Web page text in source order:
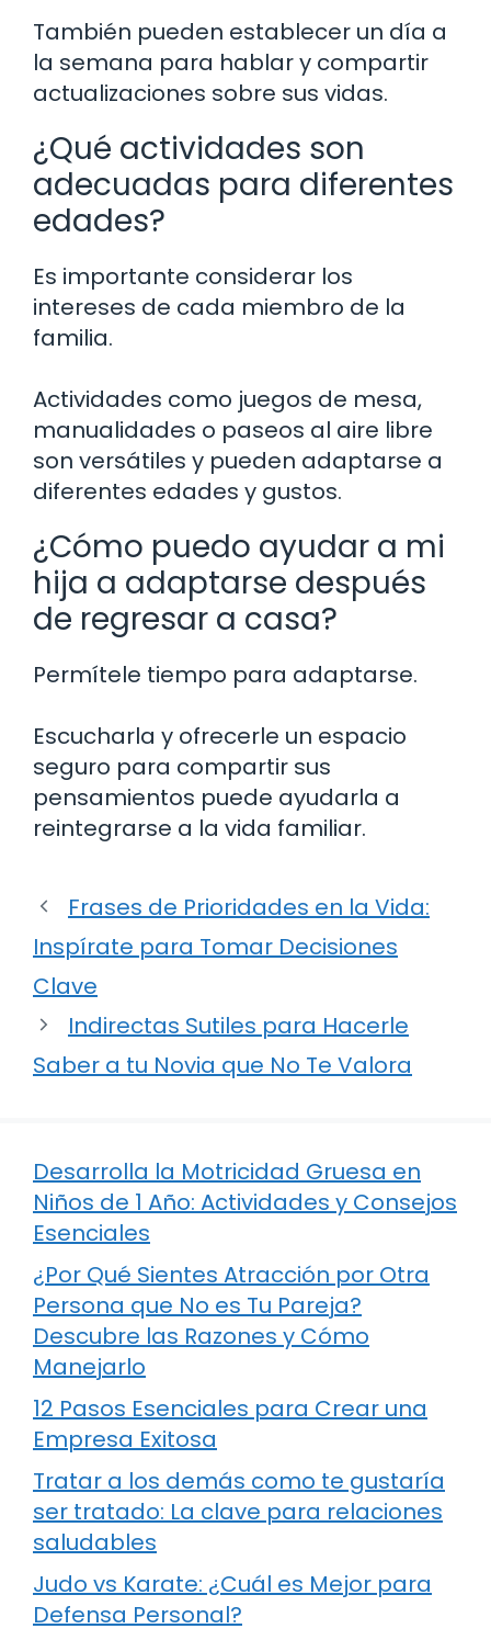
También pueden establecer un día a
la semana para hablar y compartir
actualizaciones sobre sus vidas.
¿Qué actividades son
adecuadas para diferentes
edades?
Es importante considerar los
intereses de cada miembro de la
familia.
Actividades como juegos de mesa,
manualidades o paseos al aire libre
son versátiles y pueden adaptarse a
diferentes edades y gustos.
¿Cómo puedo ayudar a mi
hija a adaptarse después
de regresar a casa?
Permítele tiempo para adaptarse.
Escucharla y ofrecerle un espacio
seguro para compartir sus
pensamientos puede ayudarla a
reintegrarse a la vida familiar.
Frases de Prioridades en la Vida:
Inspírate para Tomar Decisiones
Clave
Indirectas Sutiles para Hacerle
Saber a tu Novia que No Te Valora
Desarrolla la Motricidad Gruesa en
Niños de 1 Año: Actividades y Consejos
Esenciales
¿Por Qué Sientes Atracción por Otra
Persona que No es Tu Pareja?
Descubre las Razones y Cómo
Manejarlo
12 Pasos Esenciales para Crear una
Empresa Exitosa
Tratar a los demás como te gustaría
ser tratado: La clave para relaciones
saludables
Judo vs Karate: ¿Cuál es Mejor para
Defensa Personal?